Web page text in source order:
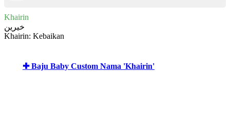
Khairin
خيرين
Khairin: Kebaikan
✚ Baju Baby Custom Nama 'Khairin'